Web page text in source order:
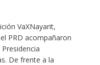
VaXNayarit,
PRD acompañaron
De frente a la